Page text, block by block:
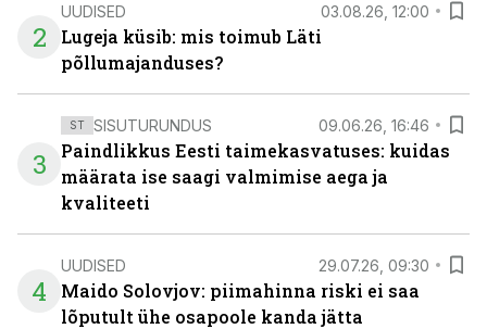
2
UUDISED 03.08.26, 12:00
Lugeja küsib: mis toimub Läti
põllumajanduses?
3
ST SISUTURUNDUS 09.06.26, 16:46
Paindlikkus Eesti taimekasvatuses: kuidas
määrata ise saagi valmimise aega ja
kvaliteeti
4
UUDISED 29.07.26, 09:30
Maido Solovjov: piimahinna riski ei saa
lõputult ühe osapoole kanda jätta